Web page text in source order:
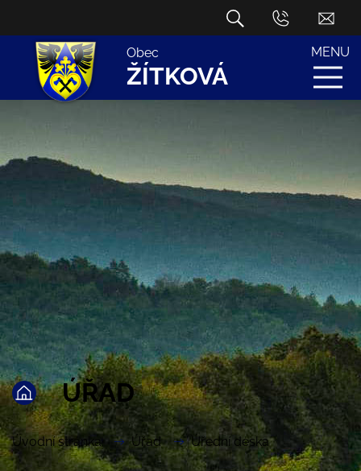
Obec
ŽÍTKOVÁ
MENU
ÚŘAD
Úvodní stránka Úřad Úřední deska